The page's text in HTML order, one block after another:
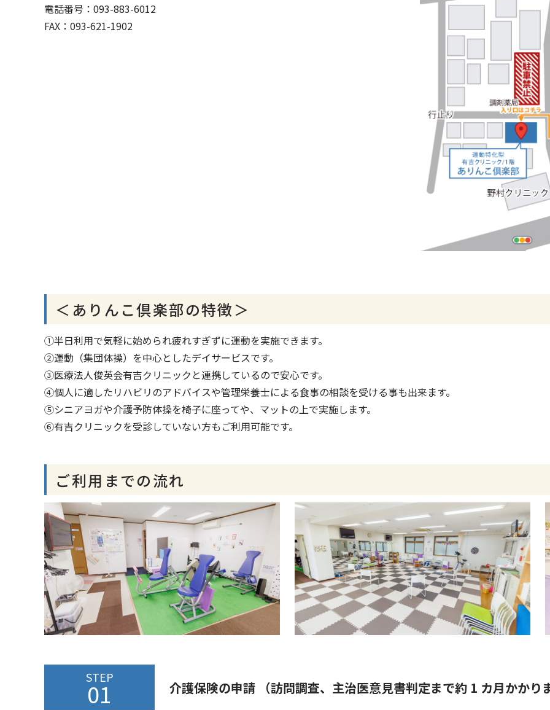
電話番号： 093-883-6012
FAX：093-621-1902
＜ありんこ倶楽部の特徴＞
①半日利用で気軽に始められ疲れすぎずに運動を実施できます。
②運動（集団体操）を中心としたデイサービスです。
③医療法人俊英会有吉クリニックと連携しているので安心です。
④個人に適したリハビリのアドバイスや管理栄養士による食事の相談を受ける事も出来ます。
⑤シニアヨガや介護予防体操を椅子に座ってや、マットの上で実施します。
⑥有吉クリニックを受診していない方もご利用可能です。
ご利用までの流れ
STEP
01 介護保険の申請 （訪問調査、主治医意見書判定まで約 1 カ月かかり